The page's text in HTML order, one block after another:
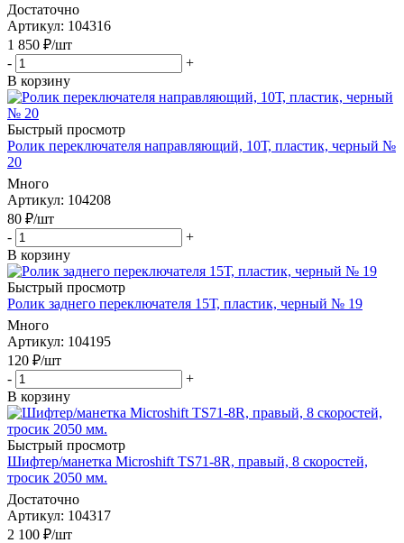
Достаточно
Артикул: 104316
1 850 ₽/шт
-
+
В корзину
Быстрый просмотр
Ролик переключателя направляющий, 10Т, пластик, черный №
20
Много
Артикул: 104208
80 ₽/шт
-
+
В корзину
Быстрый просмотр
Ролик заднего переключателя 15Т, пластик, черный № 19
Много
Артикул: 104195
120 ₽/шт
-
+
В корзину
Быстрый просмотр
Шифтер/манетка Microshift TS71-8R, правый, 8 скоростей,
тросик 2050 мм.
Достаточно
Артикул: 104317
2 100 ₽/шт